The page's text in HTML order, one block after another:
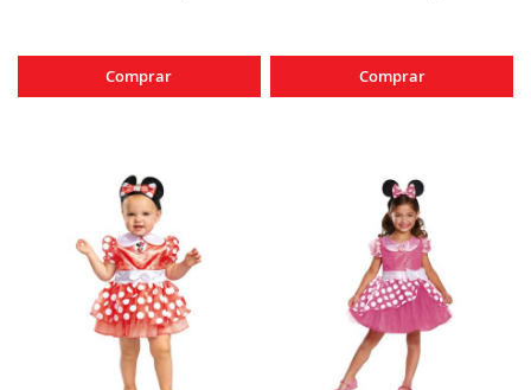
Comprar Comprar